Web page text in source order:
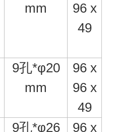
mm
96 x
49
9孔*φ20
mm
96 x
96 x
49
9孔*φ26
96 x